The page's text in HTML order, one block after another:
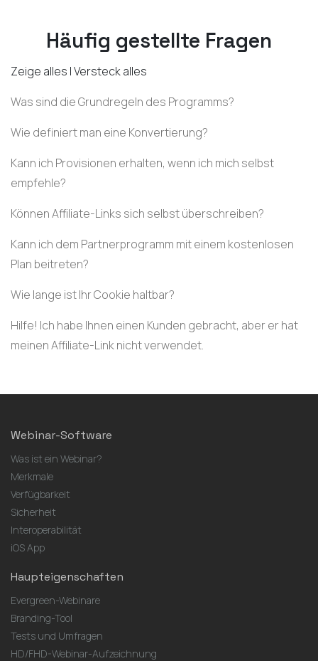
Häufig gestellte Fragen
Zeige alles |Versteck alles
Was sind die Grundregeln des Programms?
Wie definiert man eine Konvertierung?
Kann ich Provisionen erhalten, wenn ich mich selbst
empfehle?
Können Affiliate-Links sich selbst überschreiben?
Kann ich dem Partnerprogramm mit einem kostenlosen
Plan beitreten?
Wie lange ist Ihr Cookie haltbar?
Hilfe! Ich habe Ihnen einen Kunden gebracht, aber er hat
meinen Affiliate-Link nicht verwendet.
Webinar-Software
Was ist ein Webinar?
Merkmale
Verfügbarkeit
Sicherheit
Interoperabilität
iOS App
Haupteigenschaften
Evergreen-Webinare
Branding-Tool
Tests und Umfragen
HD/FHD-Webinar-Aufzeichnung